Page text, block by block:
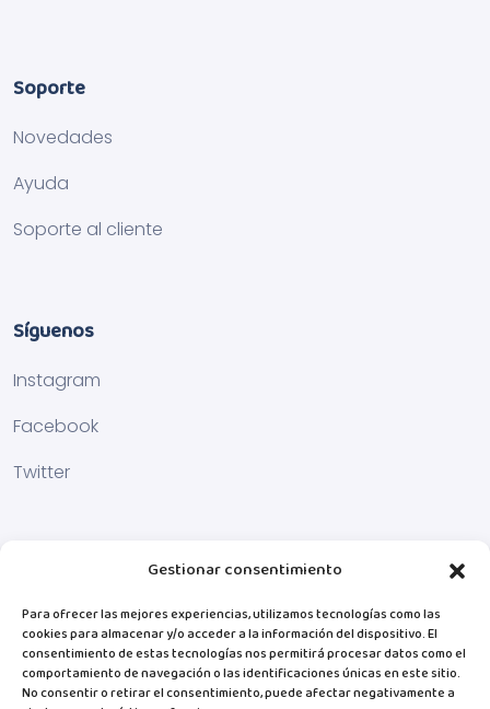
Gestionar consentimiento
Para ofrecer las mejores experiencias, utilizamos tecnologías como las
cookies para almacenar y/o acceder a la información del dispositivo. El
consentimiento de estas tecnologías nos permitirá procesar datos como el
comportamiento de navegación o las identificaciones únicas en este sitio.
No consentir o retirar el consentimiento, puede afectar negativamente a
Soporte
Novedades
Ayuda
Soporte al cliente
Síguenos
Instagram
Facebook
Twitter